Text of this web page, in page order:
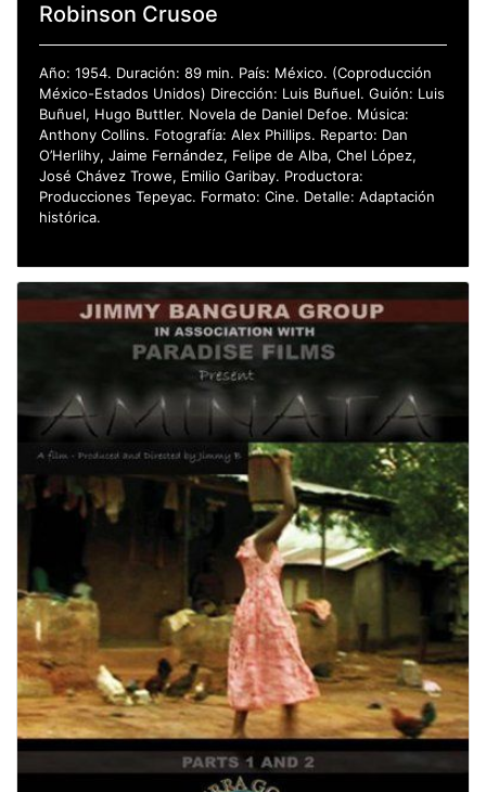
Robinson Crusoe
Año: 1954. Duración: 89 min. País: México. (Coproducción
México-Estados Unidos) Dirección: Luis Buñuel. Guión: Luis
Buñuel, Hugo Buttler. Novela de Daniel Defoe. Música:
Anthony Collins. Fotografía: Alex Phillips. Reparto: Dan
O’Herlihy, Jaime Fernández, Felipe de Alba, Chel López,
José Chávez Trowe, Emilio Garibay. Productora:
Producciones Tepeyac. Formato: Cine. Detalle: Adaptación
histórica.